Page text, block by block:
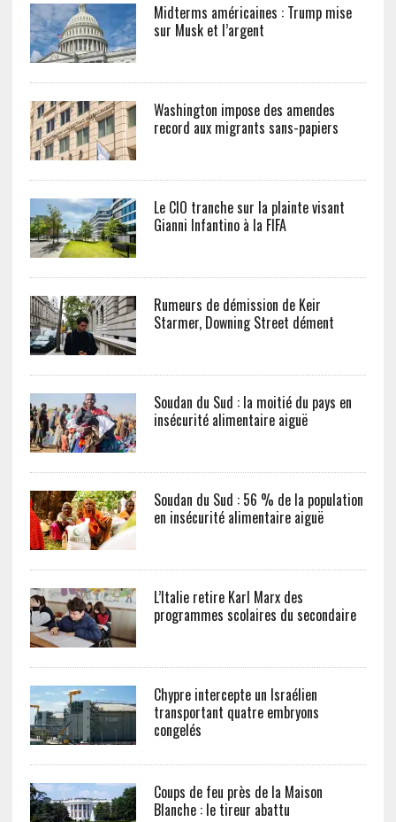
Midterms américaines : Trump mise
sur Musk et l’argent
Washington impose des amendes
record aux migrants sans-papiers
Le CIO tranche sur la plainte visant
Gianni Infantino à la FIFA
Rumeurs de démission de Keir
Starmer, Downing Street dément
Soudan du Sud : la moitié du pays en
insécurité alimentaire aiguë
Soudan du Sud : 56 % de la population
en insécurité alimentaire aiguë
L’Italie retire Karl Marx des
programmes scolaires du secondaire
Chypre intercepte un Israélien
transportant quatre embryons
congelés
Coups de feu près de la Maison
Blanche : le tireur abattu